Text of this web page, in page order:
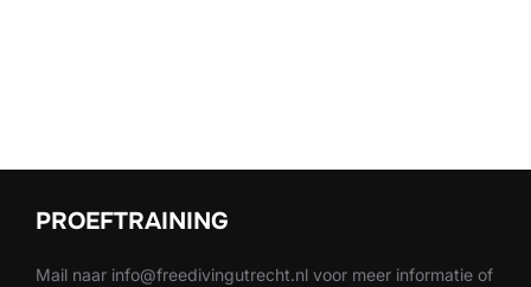
PROEFTRAINING
Mail naar info@freedivingutrecht.nl voor meer informatie of